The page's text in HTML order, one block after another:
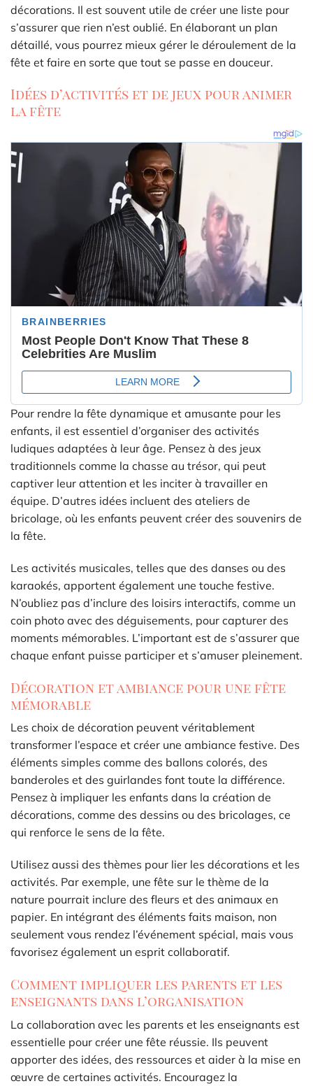
décorations. Il est souvent utile de créer une liste pour
s’assurer que rien n’est oublié. En élaborant un plan
détaillé, vous pourrez mieux gérer le déroulement de la
fête et faire en sorte que tout se passe en douceur.
Idées d’activités et de jeux pour animer
la fête
Pour rendre la fête dynamique et amusante pour les
enfants, il est essentiel d’organiser des activités
ludiques adaptées à leur âge. Pensez à des jeux
traditionnels comme la chasse au trésor, qui peut
captiver leur attention et les inciter à travailler en
équipe. D’autres idées incluent des ateliers de
bricolage, où les enfants peuvent créer des souvenirs de
la fête.
Les activités musicales, telles que des danses ou des
karaokés, apportent également une touche festive.
N’oubliez pas d’inclure des loisirs interactifs, comme un
coin photo avec des déguisements, pour capturer des
moments mémorables. L’important est de s’assurer que
chaque enfant puisse participer et s’amuser pleinement.
Décoration et ambiance pour une fête
mémorable
Les choix de décoration peuvent véritablement
transformer l’espace et créer une ambiance festive. Des
éléments simples comme des ballons colorés, des
banderoles et des guirlandes font toute la différence.
Pensez à impliquer les enfants dans la création de
décorations, comme des dessins ou des bricolages, ce
qui renforce le sens de la fête.
Utilisez aussi des thèmes pour lier les décorations et les
activités. Par exemple, une fête sur le thème de la
nature pourrait inclure des fleurs et des animaux en
papier. En intégrant des éléments faits maison, non
seulement vous rendez l’événement spécial, mais vous
favorisez également un esprit collaboratif.
Comment impliquer les parents et les
enseignants dans l’organisation
La collaboration avec les parents et les enseignants est
essentielle pour créer une fête réussie. Ils peuvent
apporter des idées, des ressources et aider à la mise en
œuvre de certaines activités. Encouragez la